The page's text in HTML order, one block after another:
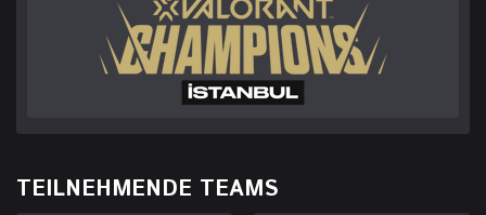
TEILNEHMENDE TEAMS